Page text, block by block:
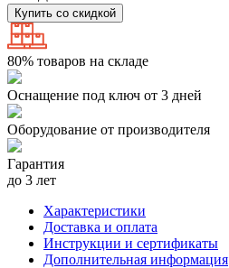
Купить со скидкой
80% товаров на складе
Оснащение под ключ от 3 дней
Оборудование от производителя
Гарантия
до 3 лет
Характеристики
Доставка и оплата
Инструкции и сертификаты
Дополнительная информация